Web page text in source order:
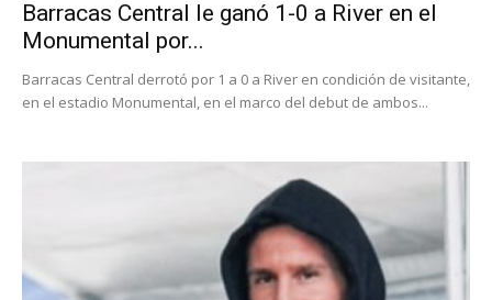
Barracas Central le ganó 1-0 a River en el
Monumental por...
Barracas Central derrotó por 1 a 0 a River en condición de visitante,
en el estadio Monumental, en el marco del debut de ambos...